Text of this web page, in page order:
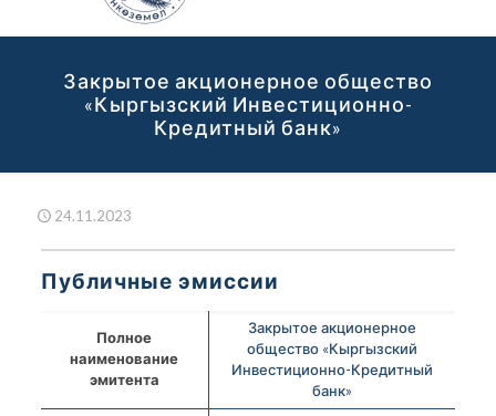
Закрытое акционерное общество
«Кыргызский Инвестиционно-
Кредитный банк»
24.11.2023
Публичные эмиссии
Полное
наименование
эмитента
Закрытое акционерное
общество «Кыргызский
Инвестиционно-Кредитный
банк»